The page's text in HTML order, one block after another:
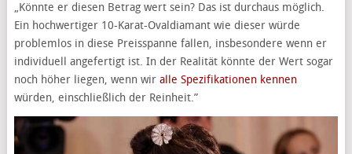
„Könnte er diesen Betrag wert sein? Das ist durchaus möglich.
Ein hochwertiger 10-Karat-Ovaldiamant wie dieser würde
problemlos in diese Preisspanne fallen, insbesondere wenn er
individuell angefertigt ist. In der Realität könnte der Wert sogar
noch höher liegen, wenn wir alle Spezifikationen kennen
würden, einschließlich der Reinheit.”